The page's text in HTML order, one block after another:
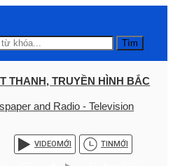
Tìm
THANH, TRUYỀN HÌNH BẮC
and Radio - Television
VIDEOMỚI TINMỚI